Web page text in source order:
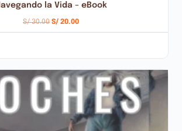
la Vida – eBook
S/30.00 S/ 20.00